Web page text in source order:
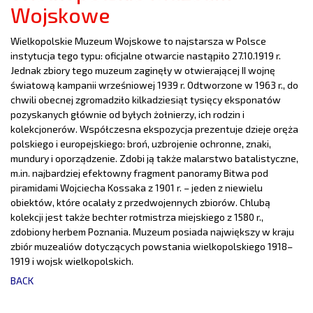
Wojskowe
Wielkopolskie Muzeum Wojskowe to najstarsza w Polsce
instytucja tego typu: oficjalne otwarcie nastąpiło 27.10.1919 r.
Jednak zbiory tego muzeum zaginęły w otwierającej II wojnę
światową kampanii wrześniowej 1939 r. Odtworzone w 1963 r., do
chwili obecnej zgromadziło kilkadziesiąt tysięcy eksponatów
pozyskanych głównie od byłych żołnierzy, ich rodzin i
kolekcjonerów. Współczesna ekspozycja prezentuje dzieje oręża
polskiego i europejskiego: broń, uzbrojenie ochronne, znaki,
mundury i oporządzenie. Zdobi ją także malarstwo batalistyczne,
m.in. najbardziej efektowny fragment panoramy Bitwa pod
piramidami Wojciecha Kossaka z 1901 r. – jeden z niewielu
obiektów, które ocalały z przedwojennych zbiorów. Chlubą
kolekcji jest także bechter rotmistrza miejskiego z 1580 r.,
zdobiony herbem Poznania. Muzeum posiada największy w kraju
zbiór muzealiów dotyczących powstania wielkopolskiego 1918–
1919 i wojsk wielkopolskich.
BACK